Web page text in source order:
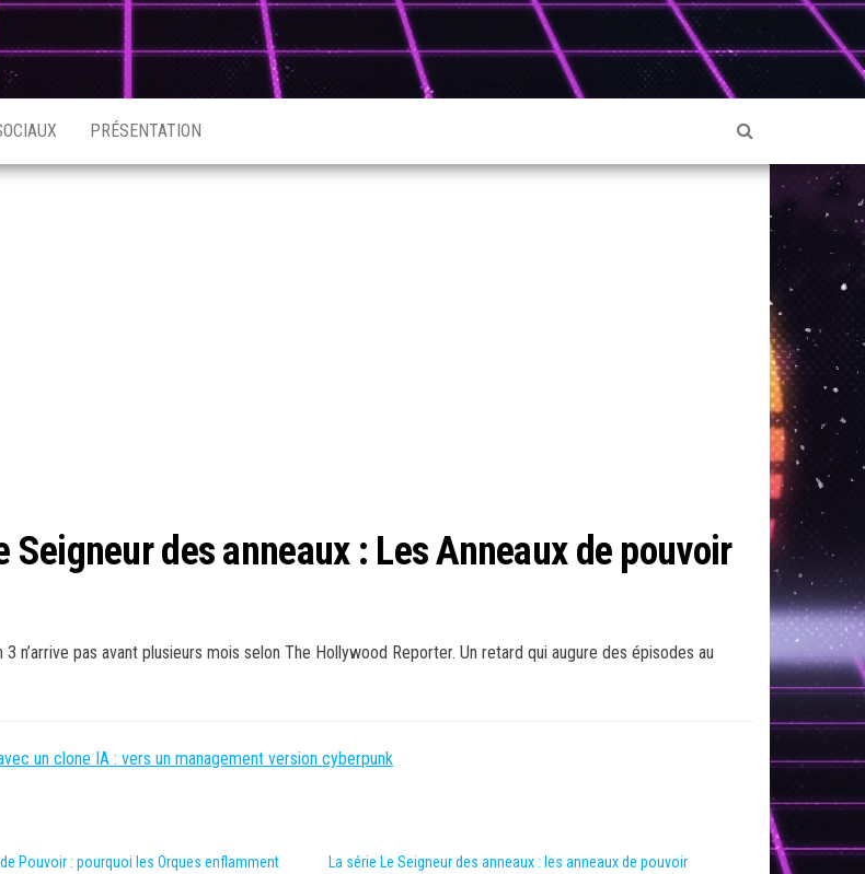
PRÉSENTATION
des anneaux : Les Anneaux de pouvoir
pas avant plusieurs mois selon The Hollywood Reporter. Un retard qui augure des épisodes au
un clone IA : vers un management version cyberpunk
Pouvoir : pourquoi les Orques enflamment
La série Le Seigneur des anneaux : les anneaux de pouvoir